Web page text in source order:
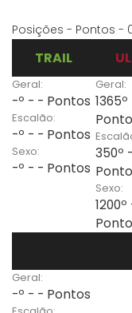
Posições - Pontos -
TRAIL
Geral:
-º - - Pontos
Escalão:
-º - - Pontos
Sexo:
-º - - Pontos
Geral:
1365º
350º
Sexo:
1200º
Geral:
-º - - Pontos